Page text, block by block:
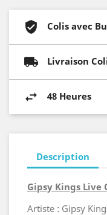
Colis avec
Livraison
48 Heures
Description
Gipsy Kings Live
Artiste : Gipsy